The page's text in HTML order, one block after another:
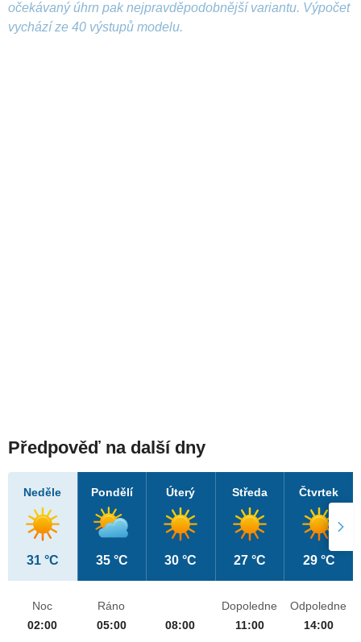
očekávaný úhrn pak nejpravděpodobnější variantu. Výpočet
vychází ze 40 výstupů modelu.
Předpověď na další dny
Neděle
31 °C
Pondělí
35 °C
Úterý
30 °C
Středa
27 °C
Čtvrtek
29 °C
Noc
02:00
Ráno
05:00
08:00
Dopoledne
11:00
Odpoledne
14:00